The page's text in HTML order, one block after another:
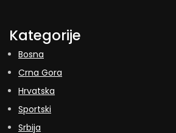
Kategorije
Bosna
Crna Gora
Hrvatska
Sportski
Srbija